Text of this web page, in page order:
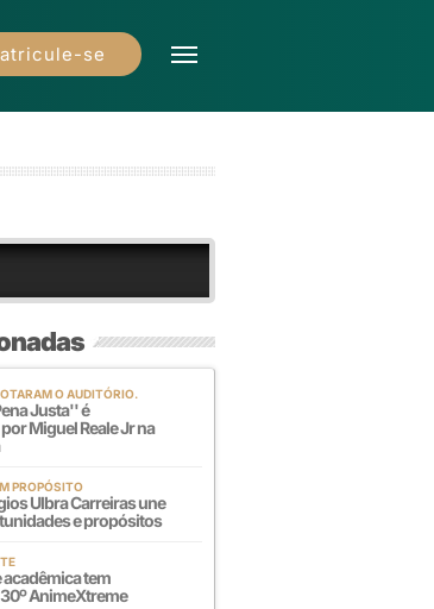
se
O AUDITÓRIO.
Justa'' é
Miguel Reale Jr na
PROPÓSITO
Ulbra Carreiras une
e propósitos
tem
AnimeXtreme